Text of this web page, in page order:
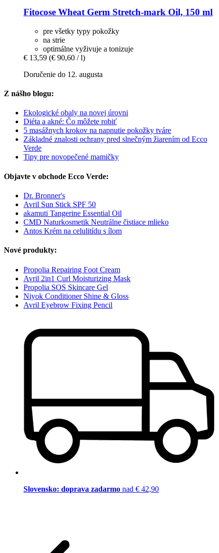
Fitocose Wheat Germ Stretch-​mark Oil, 150 ml
pre všetky typy pokožky
na strie
optimálne vyživuje a tonizuje
€ 13,59 (€ 90,60 / l)
Doručenie do 12. augusta
Z nášho blogu:
Ekologické obaly na novej úrovni
Diéta a akné: Čo môžete robiť
5 masážnych krokov na napnutie pokožky tváre
Základné znalosti ochrany pred slnečným žiarením od Ecco
Verde
Tipy pre novopečené mamičky
Objavte v obchode Ecco Verde:
Dr. Bronner's
Avril Sun Stick SPF 50
akamuti Tangerine Essential Oil
CMD Naturkosmetik Neutrálne čistiace mlieko
Antos Krém na celulitídu s ílom
Nové produkty:
Propolia Repairing Foot Cream
Avril 2in1 Curl Moisturizing Mask
Propolia SOS Skincare Gel
Niyok Conditioner Shine & Gloss
Avril Eyebrow Fixing Pencil
Slovensko: doprava zadarmo nad € 42,90